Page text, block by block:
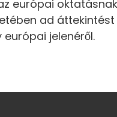
európai
ad
jelenéről.